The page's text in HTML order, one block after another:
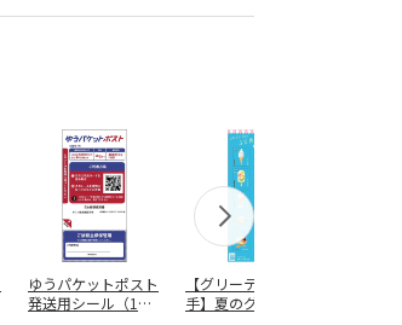
ゆうパケットポスト
発送用シール（1個
【グリーティング切
手】夏のグリーティ